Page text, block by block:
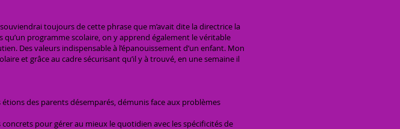
toujours de cette phrase que m’avait dite la directrice la
programme scolaire, on y apprend également le véritable
Des valeurs indispensable à l’épanouissement d’un enfant. Mon
et grâce au cadre sécurisant qu’il y à trouvé, en une semaine il
des parents désemparés, démunis face aux problèmes
pour gérer au mieux le quotidien avec les spécificités de